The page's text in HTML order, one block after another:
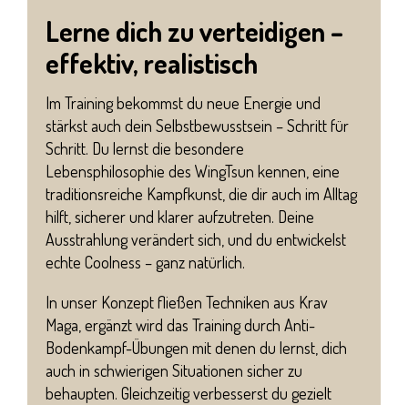
Lerne dich zu verteidigen –
effektiv, realistisch
Im Training bekommst du neue Energie und
stärkst auch dein Selbstbewusstsein – Schritt für
Schritt. Du lernst die besondere
Lebensphilosophie des WingTsun kennen, eine
traditionsreiche Kampfkunst, die dir auch im Alltag
hilft, sicherer und klarer aufzutreten. Deine
Ausstrahlung verändert sich, und du entwickelst
echte Coolness – ganz natürlich.
In unser Konzept fließen Techniken aus Krav
Maga, ergänzt wird das Training durch Anti-
Bodenkampf-Übungen mit denen du lernst, dich
auch in schwierigen Situationen sicher zu
behaupten. Gleichzeitig verbesserst du gezielt